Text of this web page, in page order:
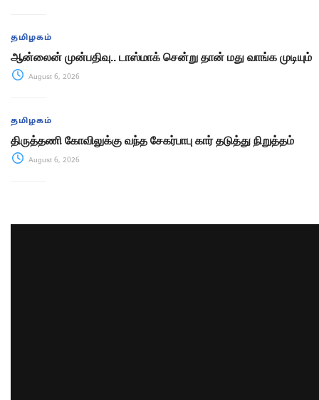
தமிழகம்
ஆன்லைன் முன்பதிவு.. டாஸ்மாக் சென்று தான் மது வாங்க முடியும்
August 6, 2026
தமிழகம்
திருத்தணி கோவிலுக்கு வந்த சேகர்பாபு கார் தடுத்து நிறுத்தம்
August 6, 2026